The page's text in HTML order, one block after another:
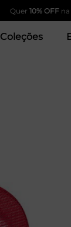
10% OFFna
Coleções